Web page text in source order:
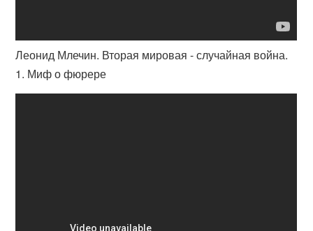
Леонид Млечин. Вторая мировая - случайная война.
1. Миф о фюрере